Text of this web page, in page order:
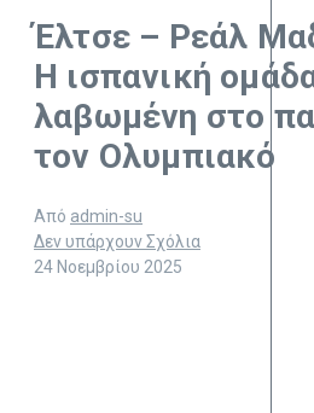
Έλτσε – Ρεάλ
Η ισπανική
λαβωμένη στο
τον Ολυμπιακό
Από admin-su
Δεν υπάρχουν Σχόλια
24 Νοεμβρίου 2025